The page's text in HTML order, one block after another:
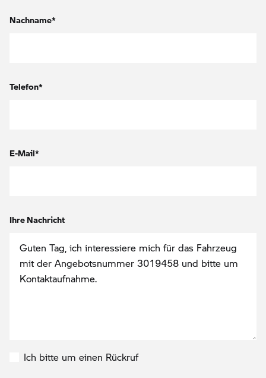
Nachname*
Telefon*
E-Mail*
Ihre Nachricht
Ich bitte um einen Rückruf